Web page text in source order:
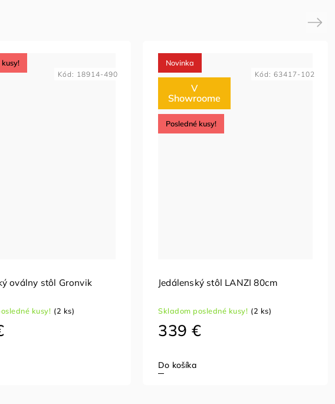
kusy!
oválny stôl Gronvik
kusy! (2 ks)
Kód: 18914-490
Novinka
V
Showroome
Posledné kusy!
Jedálenský stôl LANZI 80cm
Skladom posledné kusy! (2 ks)
339 €
Do košíka
Kód: 63417-102
Next